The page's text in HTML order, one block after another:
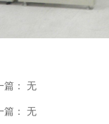
篇： 无
篇： 无